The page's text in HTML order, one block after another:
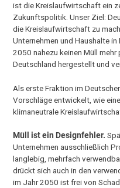
ist die Kreislaufwirtschaft ein
Zukunftspolitik. Unser Ziel:
die Kreislaufwirtschaft zu
Unternehmen und Haushalte
2050 nahezu keinen Müll
Deutschland hergestellt und
Als erste Fraktion im
Vorschläge entwickelt, wie
klimaneutrale
Müll ist ein Designfehler.
Unternehmen ausschließlich
langlebig, mehrfach
drückt sich auch in den
im Jahr 2050 ist frei von